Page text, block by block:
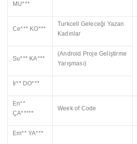
MU***
Ce*** KO***
Turkcell Geleceği Yazan
Kadınlar
Su*** KA***
(Android Proje Geliştirme
Yarışması)
İr** DO***
En**
ÇA*****
Week of Code
Em** YA***